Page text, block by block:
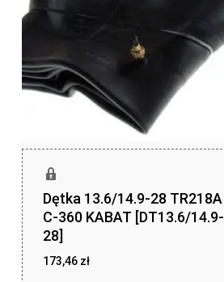
Dętka 13.6/14.9-28 TR218A
C-360 KABAT [DT13.6/14.9-
28]
173,46 zł